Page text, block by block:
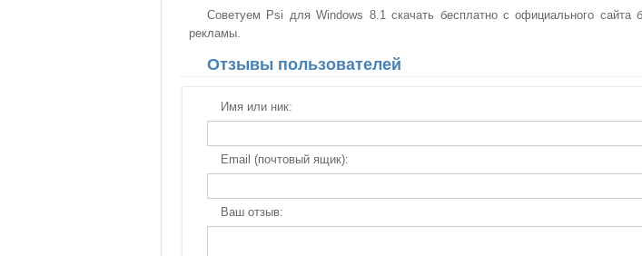
Советуем Psi для Windows 8.1 скачать бесплатно с официального сайта
рекламы.
Отзывы пользователей
Имя или ник:
Email (почтовый ящик):
Ваш отзыв: